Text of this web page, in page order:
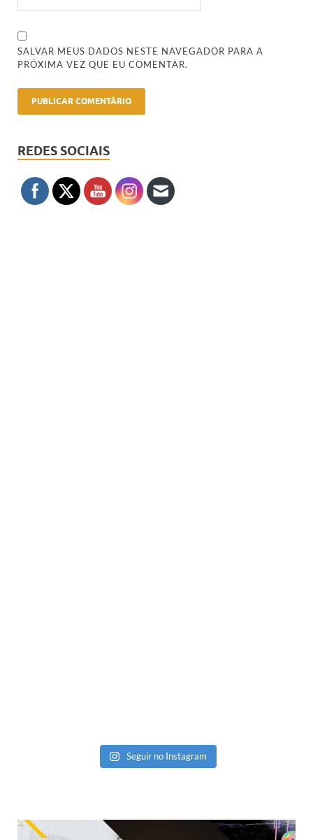
SALVAR MEUS DADOS NESTE NAVEGADOR PARA A
PRÓXIMA VEZ QUE EU COMENTAR.
REDES SOCIAIS
Seguir no Instagram